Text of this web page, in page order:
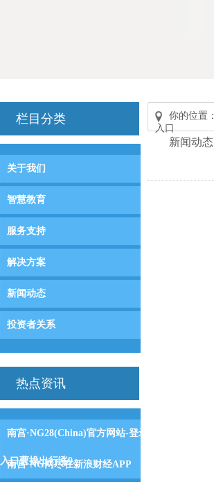
栏目分类
关于我们
智慧教育
服务支持
解决方案
新闻动态
投资者关系
热点资讯
南宫·NG28(China)官方网站-登录
入口曹操出行涨9.
南宫·NG网尽在新浪财经APP
你的位置：
入口
新闻动态